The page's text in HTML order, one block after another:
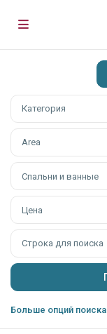
Категория
Аrea
Спальни и ванные
Цена
Больше опций поиска